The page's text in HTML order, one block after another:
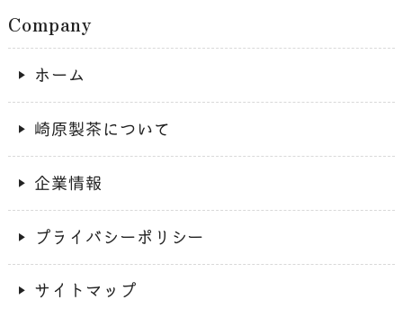
Company
ホーム
崎原製茶について
企業情報
プライバシーポリシー
サイトマップ